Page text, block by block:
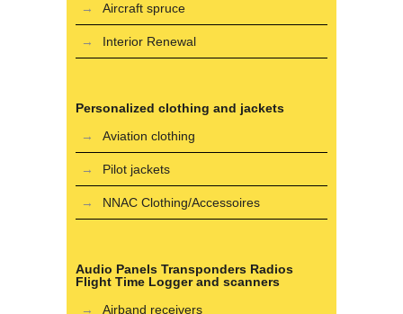
Aircraft spruce
Interior Renewal
Personalized clothing and jackets
Aviation clothing
Pilot jackets
NNAC Clothing/Accessoires
Audio Panels Transponders Radios
Flight Time Logger and scanners
Airband receivers